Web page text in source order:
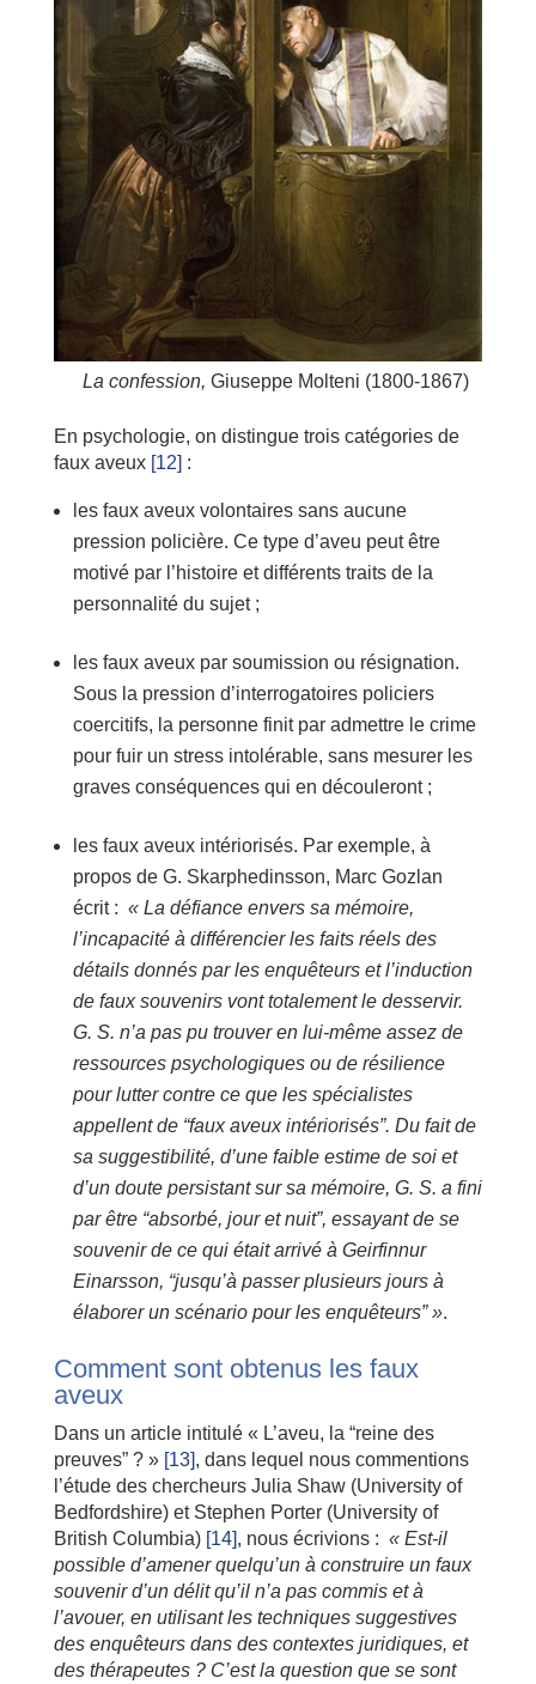
La confession, Giuseppe Molteni (1800-1867)
En psychologie, on distingue trois catégories de
faux aveux [12] :
les faux aveux volontaires sans aucune
pression policière. Ce type d’aveu peut être
motivé par l’histoire et différents traits de la
personnalité du sujet ;
les faux aveux par soumission ou résignation.
Sous la pression d’interrogatoires policiers
coercitifs, la personne finit par admettre le crime
pour fuir un stress intolérable, sans mesurer les
graves conséquences qui en découleront ;
les faux aveux intériorisés. Par exemple, à
propos de G. Skarphedinsson, Marc Gozlan
écrit : « La défiance envers sa mémoire,
l’incapacité à différencier les faits réels des
détails donnés par les enquêteurs et l’induction
de faux souvenirs vont totalement le desservir.
G. S. n’a pas pu trouver en lui-même assez de
ressources psychologiques ou de résilience
pour lutter contre ce que les spécialistes
appellent de “faux aveux intériorisés”. Du fait de
sa suggestibilité, d’une faible estime de soi et
d’un doute persistant sur sa mémoire, G. S. a fini
par être “absorbé, jour et nuit”, essayant de se
souvenir de ce qui était arrivé à Geirfinnur
Einarsson, “jusqu’à passer plusieurs jours à
élaborer un scénario pour les enquêteurs” ».
Comment sont obtenus les faux
aveux
Dans un article intitulé « L’aveu, la “reine des
preuves” ? » [13], dans lequel nous commentions
l’étude des chercheurs Julia Shaw (University of
Bedfordshire) et Stephen Porter (University of
British Columbia) [14], nous écrivions : « Est-il
possible d’amener quelqu’un à construire un faux
souvenir d’un délit qu’il n’a pas commis et à
l’avouer, en utilisant les techniques suggestives
des enquêteurs dans des contextes juridiques, et
des thérapeutes ? C’est la question que se sont